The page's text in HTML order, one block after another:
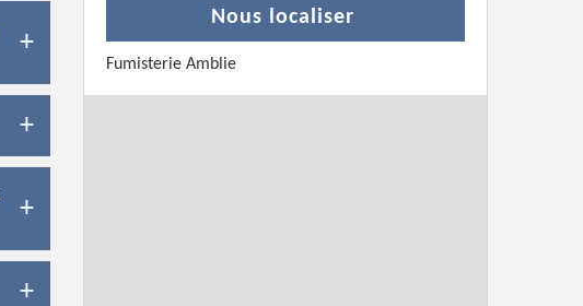
Nous localiser
Fumisterie Amblie